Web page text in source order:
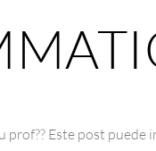
prof?? Este post puede